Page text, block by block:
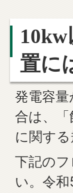
置に
発電容
合は、
に関す
下記の
い。令